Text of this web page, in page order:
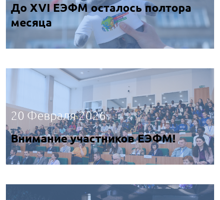
До XVI ЕЭФМ осталось полтора
месяца
20 Февраля 2026
Внимание участников ЕЭФМ!